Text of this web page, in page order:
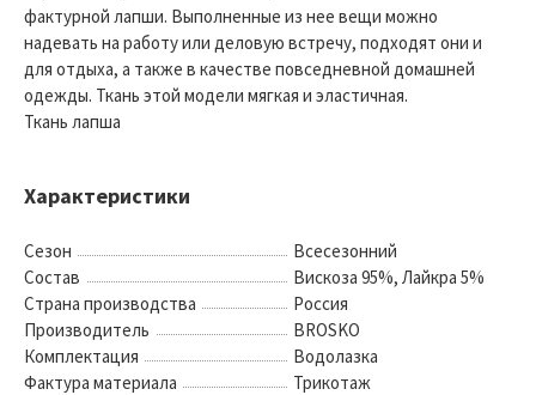
фактурной лапши. Выполненные из нее вещи можно
надевать на работу или деловую встречу, подходят они и
для отдыха, а также в качестве повседневной домашней
одежды. Ткань этой модели мягкая и эластичная.
Ткань лапша
Характеристики
Сезон
Всесезонний
Состав
Вискоза 95%, Лайкра 5%
Страна производства
Россия
Производитель
BROSKO
Комплектация
Водолазка
Фактура материала
Трикотаж